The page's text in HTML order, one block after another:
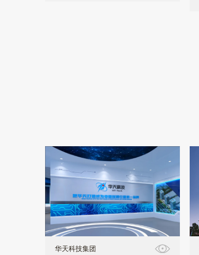
华天科技集团